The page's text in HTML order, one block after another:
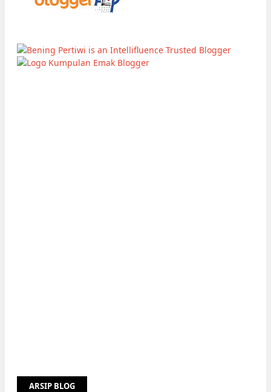
ARSIP BLOG